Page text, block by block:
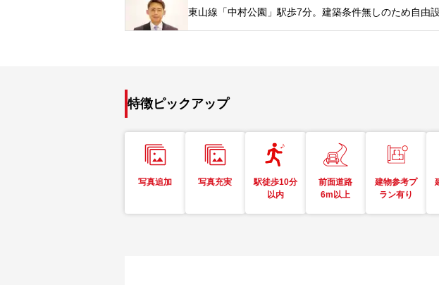
東山線「中村公園」駅歩7分。建築条件無しのため自由
特徴ピックアップ
写真追加 写真充実
駅徒歩10分
以内
前面道路
6m以上
建物参考プ
ラン有り